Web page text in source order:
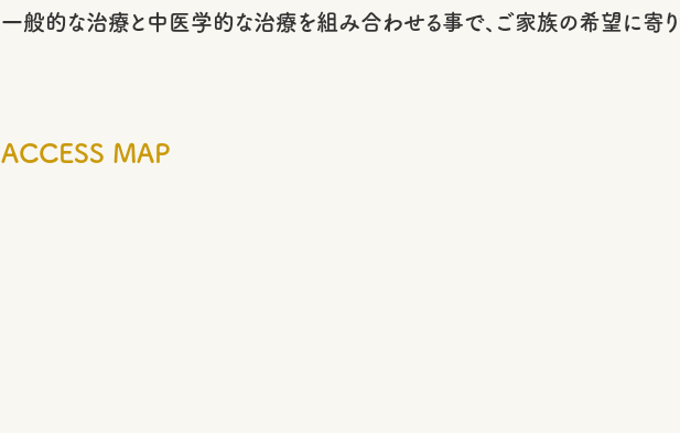
一般的な治療と中医学的な治療を組み合わせる事で、ご家族の希望に寄
ACCESS MAP